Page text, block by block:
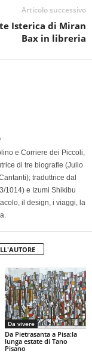
Articolo successivo
Isterica di Miran
Bax in libreria
e Corriere dei Piccoli,
di tre biografie (Julio
traduttrice dal
1014) e Izumi Shikibu
il design, i viaggi, la
Da vivere
Da Pietrasanta a Pisa:la
lunga estate di Tano
Pisano